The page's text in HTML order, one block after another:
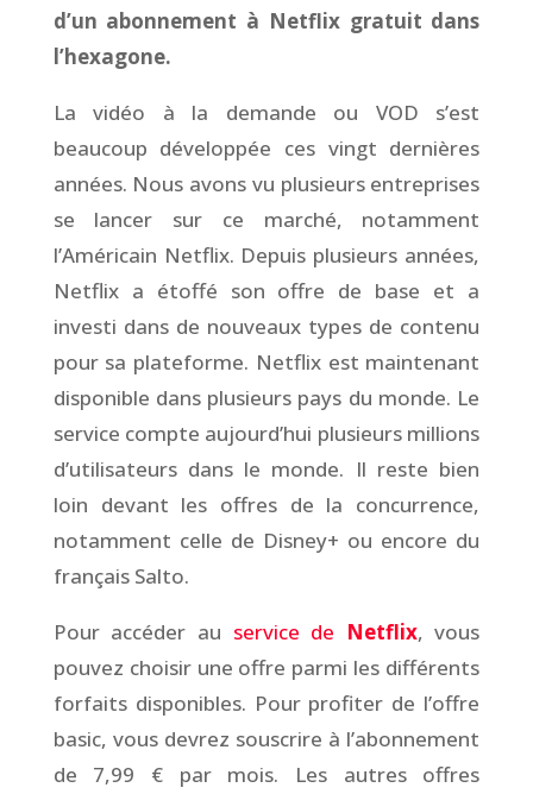
d’un abonnement à Netflix gratuit dans
l’hexagone.
La vidéo à la demande ou VOD s’est
beaucoup développée ces vingt dernières
années. Nous avons vu plusieurs entreprises
se lancer sur ce marché, notamment
l’Américain Netflix. Depuis plusieurs années,
Netflix a étoffé son offre de base et a
investi dans de nouveaux types de contenu
pour sa plateforme. Netflix est maintenant
disponible dans plusieurs pays du monde. Le
service compte aujourd’hui plusieurs millions
d’utilisateurs dans le monde. Il reste bien
loin devant les offres de la concurrence,
notamment celle de Disney+ ou encore du
français Salto.
Pour accéder au service de Netflix, vous
pouvez choisir une offre parmi les différents
forfaits disponibles. Pour profiter de l’offre
basic, vous devrez souscrire à l’abonnement
de 7,99 € par mois. Les autres offres